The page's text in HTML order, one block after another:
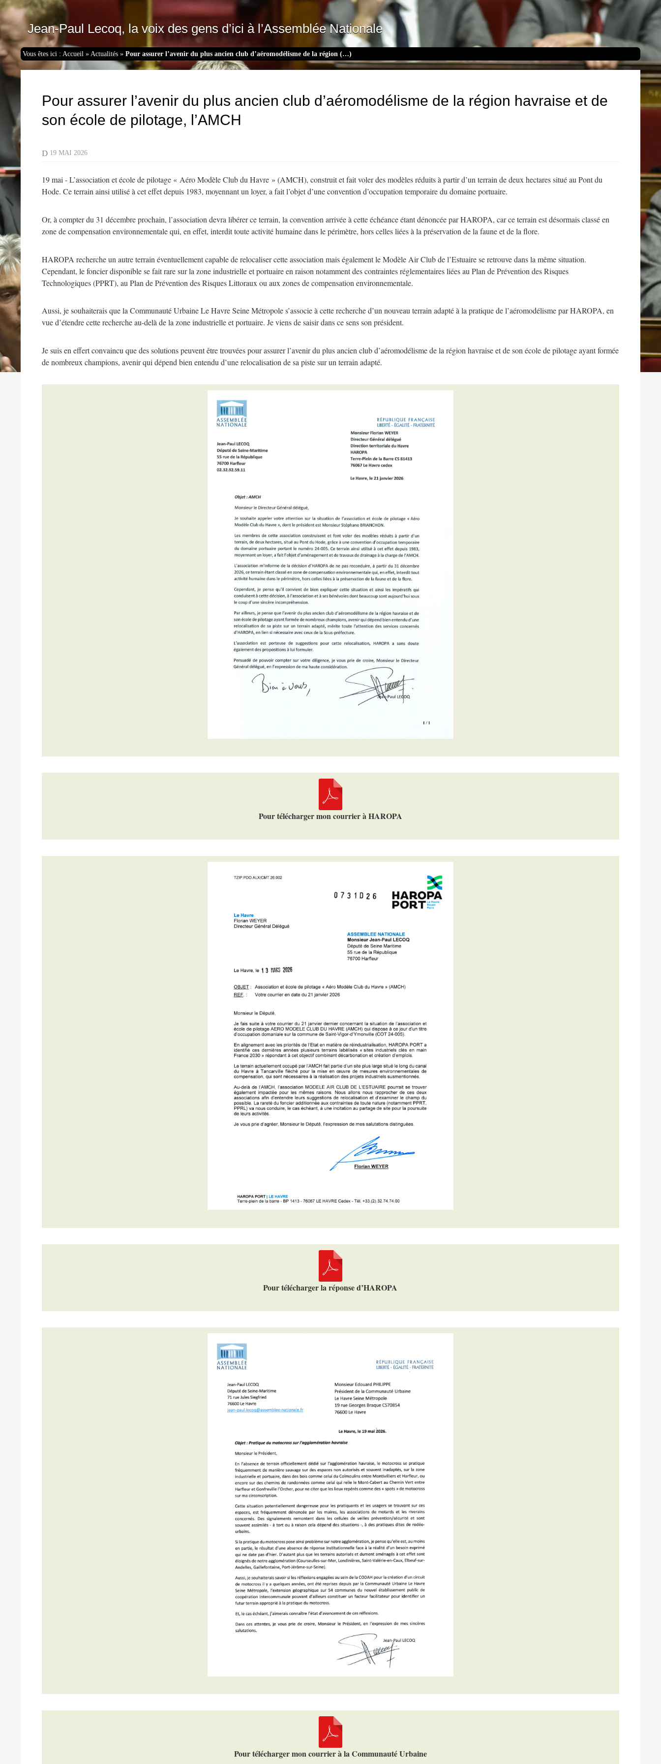
Jean-Paul Lecoq, la voix des gens d’ici à l’Assemblée Nationale
Vous êtes ici :Accueil »Actualités »Pour assurer l’avenir du plus ancien club d’aéromodélisme de la région (…)
Pour assurer l’avenir du plus ancien club d’aéromodélisme de la région havraise et de
son école de pilotage, l’AMCH
D19 MAI 2026
19 mai - L’association et école de pilotage « Aéro Modèle Club du Havre » (AMCH), construit et fait voler des modèles réduits à partir d’un terrain de deux hectares situé au Pont du
Hode. Ce terrain ainsi utilisé à cet effet depuis 1983, moyennant un loyer, a fait l’objet d’une convention d’occupation temporaire du domaine portuaire.
Or, à compter du 31 décembre prochain, l’association devra libérer ce terrain, la convention arrivée à cette échéance étant dénoncée par HAROPA, car ce terrain est désormais classé en
zone de compensation environnementale qui, en effet, interdit toute activité humaine dans le périmètre, hors celles liées à la préservation de la faune et de la flore.
HAROPA recherche un autre terrain éventuellement capable de relocaliser cette association mais également le Modèle Air Club de l’Estuaire se retrouve dans la même situation.
Cependant, le foncier disponible se fait rare sur la zone industrielle et portuaire en raison notamment des contraintes réglementaires liées au Plan de Prévention des Risques
Technologiques (PPRT), au Plan de Prévention des Risques Littoraux ou aux zones de compensation environnementale.
Aussi, je souhaiterais que la Communauté Urbaine Le Havre Seine Métropole s’associe à cette recherche d’un nouveau terrain adapté à la pratique de l’aéromodélisme par HAROPA, en
vue d’étendre cette recherche au-delà de la zone industrielle et portuaire. Je viens de saisir dans ce sens son président.
Je suis en effert convaincu que des solutions peuvent être trouvées pour assurer l’avenir du plus ancien club d’aéromodélisme de la région havraise et de son école de pilotage ayant formée
de nombreux champions, avenir qui dépend bien entendu d’une relocalisation de sa piste sur un terrain adapté.
Pour télécharger mon courrier à HAROPA
Pour télécharger la réponse d’HAROPA
Pour télécharger mon courrier à la Communauté Urbaine